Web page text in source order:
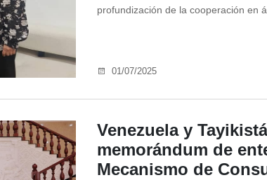
profundización de la cooperación en
01/07/2025
Venezuela y
memorándum de
Mecanismo de